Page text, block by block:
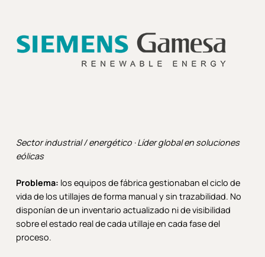
Sector industrial / energético · Líder global en soluciones
eólicas
Problema: los equipos de fábrica gestionaban el ciclo de
vida de los utillajes de forma manual y sin trazabilidad. No
disponían de un inventario actualizado ni de visibilidad
sobre el estado real de cada utillaje en cada fase del
proceso.